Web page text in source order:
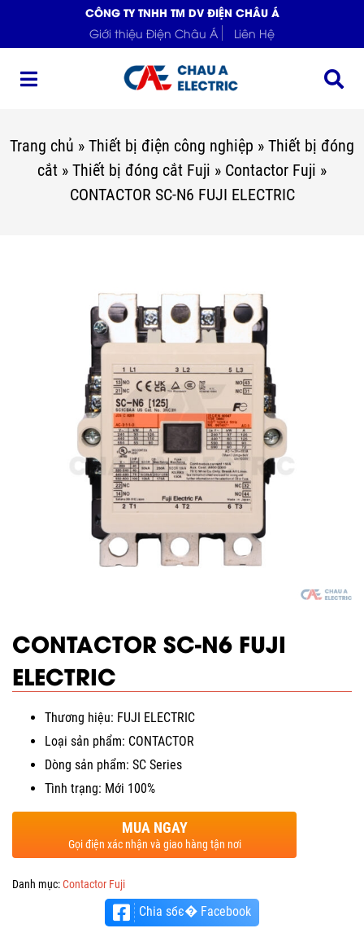
CÔNG TY TNHH TM DV ĐIỆN CHÂU Á
Giới thiệu Điện Châu Á
Liên Hệ
Trang chủ » Thiết bị điện công nghiệp » Thiết bị đóng
cắt » Thiết bị đóng cắt Fuji » Contactor Fuji »
CONTACTOR SC-N6 FUJI ELECTRIC
CONTACTOR SC-N6 FUJI
ELECTRIC
Thương hiệu: FUJI ELECTRIC
Loại sản phẩm: CONTACTOR
Dòng sản phẩm: SC Series
Tình trạng: Mới 100%
MUA NGAY
Gọi điện xác nhận và giao hàng tận nơi
Danh mục:Contactor Fuji
Chia sбє� Facebook